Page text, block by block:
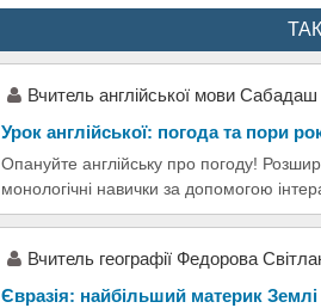
Вчитель англійської мови
Урок англійської: погода та пори
Опануйте англійську про погоду!
монологічні навички за допомогою
Вчитель географії Федорова
Євразія: найбільший материк